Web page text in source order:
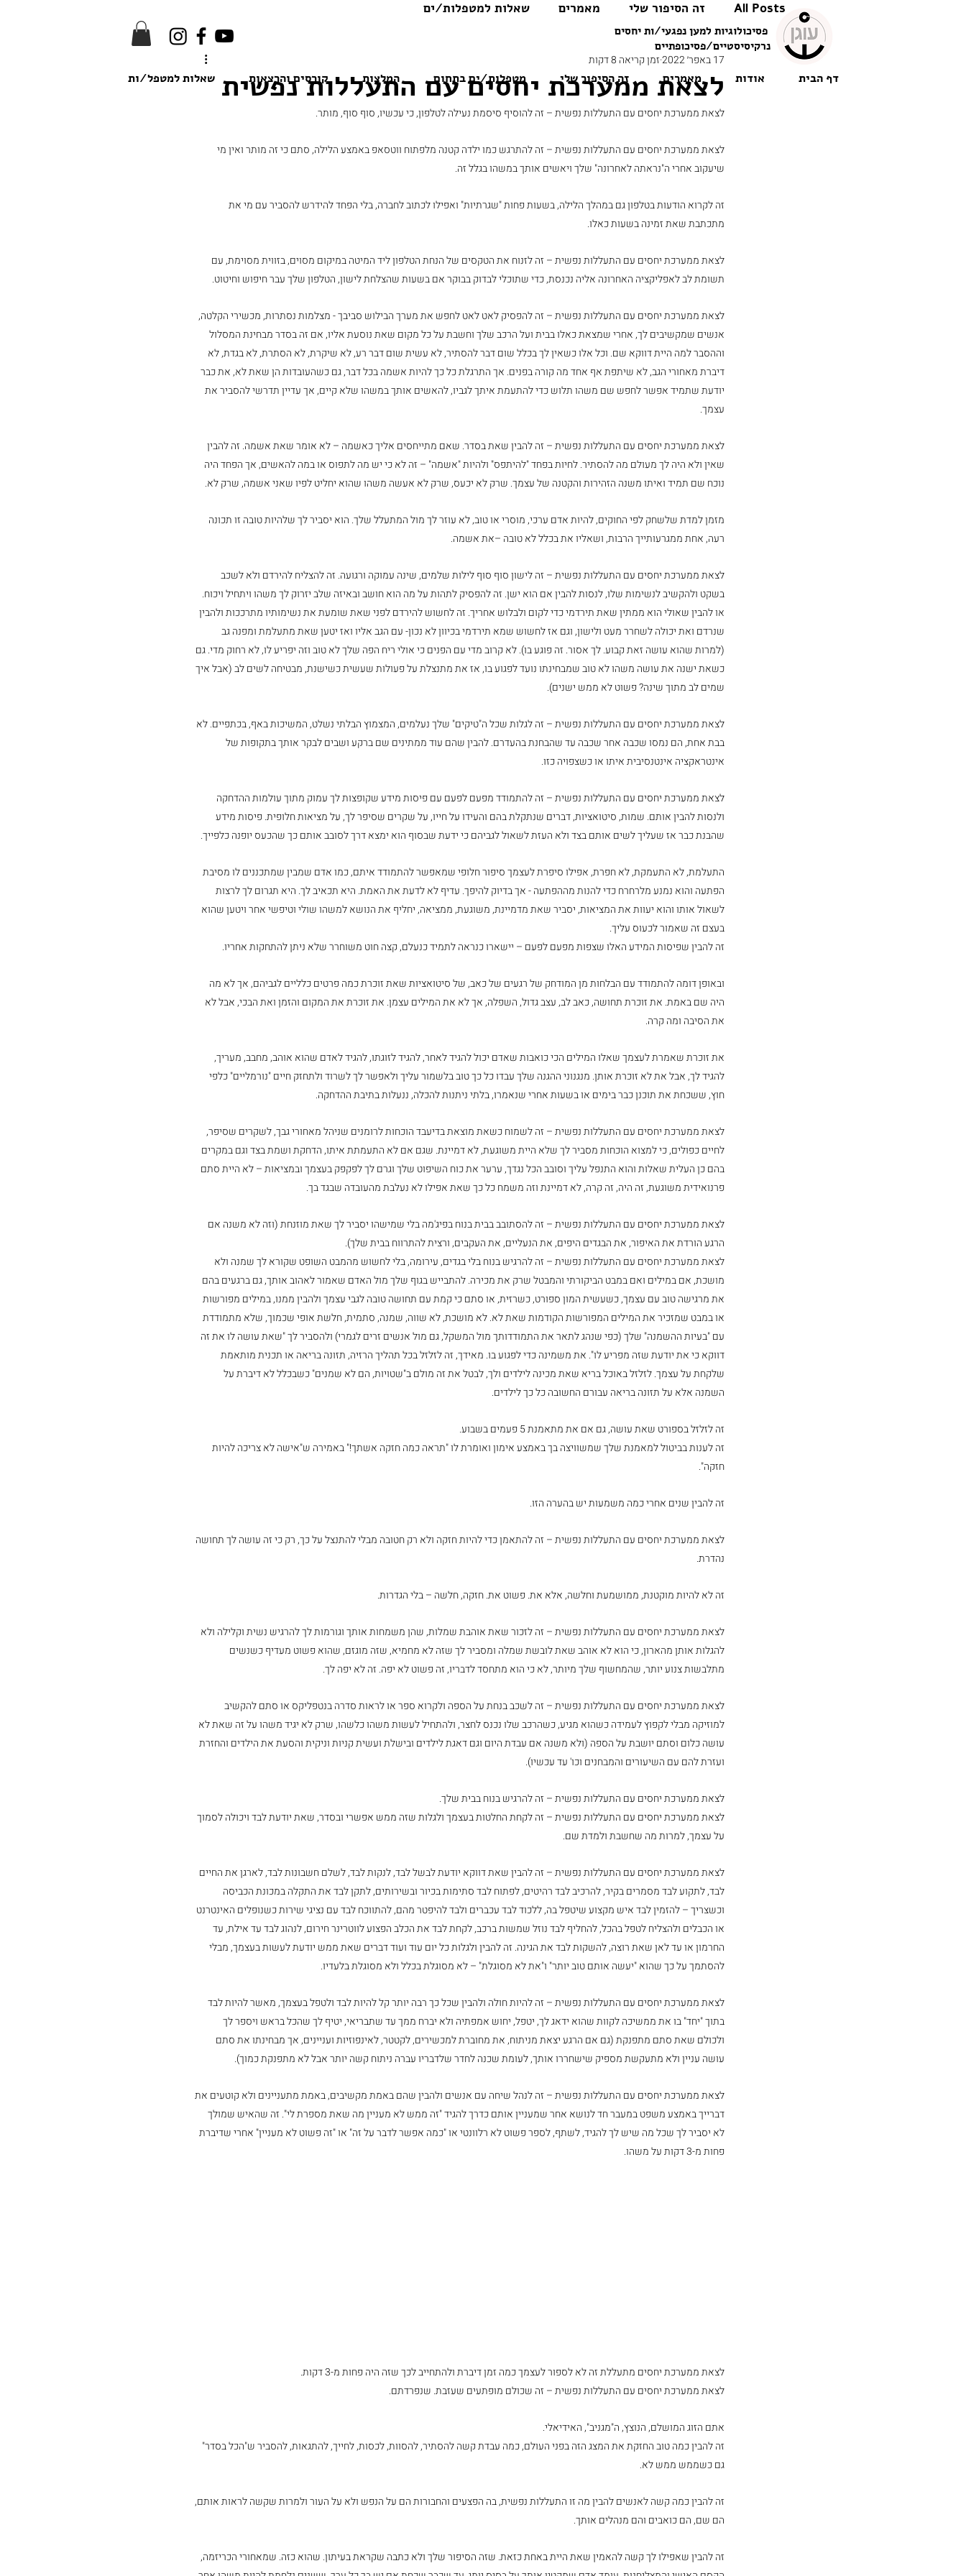
פסיכולוגיות למען נפגעי/ות יחסים
נרקיסיסטיים/פסיכופתיים
דף הבית אודות מאמרים זה הסיפור שלי מטפלות/ים בתחום המלצות קורסים והרצאות שאלות למטפל/ות
All Posts זה הסיפור שלי מאמרים שאלות למטפלות/ים
לצאת ממערכת יחסים עם התעללות נפשית
17 באפר׳ 2022 זמן קריאה 8 דקות
לצאת ממערכת יחסים עם התעללות נפשית – זה להוסיף סיסמת נעילה לטלפון, כי עכשיו, סוף סוף, מותר.
לצאת ממערכת יחסים עם התעללות נפשית – זה להתרגש כמו ילדה קטנה מלפתוח ווטסאפ באמצע הלילה, סתם כי זה מותר ואין מי
שיעקוב אחרי ה"נראתה לאחרונה" שלך ויאשים אותך במשהו בגלל זה.
זה לקרוא הודעות בטלפון גם במהלך הלילה, בשעות פחות "שגרתיות" ואפילו לכתוב לחברה, בלי הפחד להידרש להסביר עם מי את
מתכתבת שאת זמינה בשעות כאלו.
לצאת ממערכת יחסים עם התעללות נפשית – זה לזנוח את הטקסים של הנחת הטלפון ליד המיטה במיקום מסוים, בזווית מסוימת, עם
תשומת לב לאפליקציה האחרונה אליה נכנסת, כדי שתוכלי לבדוק בבוקר אם בשעות שהצלחת לישון, הטלפון שלך עבר חיפוש וחיטוט.
לצאת ממערכת יחסים עם התעללות נפשית – זה להפסיק לאט לאט לחפש את מערך הבילוש סביבך - מצלמות נסתרות, מכשירי הקלטה,
אנשים שמקשיבים לך, אחרי שמצאת כאלו בבית ועל הרכב שלך וחשבת על כל מקום שאת נוסעת אליו, אם זה בסדר מבחינת המסלול
וההסבר למה היית דווקא שם. וכל אלו כשאין לך בכלל שום דבר להסתיר, לא עשית שום דבר רע, לא שיקרת, לא הסתרת, לא בגדת, לא
דיברת מאחורי הגב, לא שיתפת אף אחד מה קורה בפנים. אך התרגלת כל כך להיות אשמה בכל דבר, גם כשהעובדות הן שאת לא, את כבר
יודעת שתמיד אפשר לחפש שם משהו תלוש כדי להתעמת איתך לגביו, להאשים אותך במשהו שלא קיים, אך עדיין תדרשי להסביר את
עצמך.
לצאת ממערכת יחסים עם התעללות נפשית – זה להבין שאת בסדר. שאם מתייחסים אליך כאשמה – לא אומר שאת אשמה. זה להבין
שאין ולא היה לך מעולם מה להסתיר. לחיות בפחד "להיתפס" ולהיות "אשמה" – זה לא כי יש מה לתפוס או במה להאשים, אך הפחד היה
נוכח שם תמיד ואיתו משנה הזהירות והקטנה של עצמך. שרק לא יכעס, שרק לא אעשה משהו שהוא יחליט לפיו שאני אשמה, שרק לא.
מזמן למדת שלשחק לפי החוקים, להיות אדם ערכי, מוסרי או טוב, לא עוזר לך מול המתעלל שלך. הוא יסביר לך שלהיות טובה זו תכונה
רעה, אחת ממגרעותייך הרבות, ושאליו את בכלל לא טובה –את אשמה.
לצאת ממערכת יחסים עם התעללות נפשית – זה לישון סוף סוף לילות שלמים, שינה עמוקה ורגועה. זה להצליח להירדם ולא לשכב
בשקט ולהקשיב לנשימות שלו, לנסות להבין אם הוא ישן. זה להפסיק לתהות על מה הוא חושב ובאיזה שלב יזרוק לך משהו ויתחיל ויכוח.
או להבין שאולי הוא ממתין שאת תירדמי כדי לקום ולבלוש אחריך. זה לחשוש להירדם לפני שאת שומעת את נשימותיו מתרככות ולהבין
שנרדם ואת יכולה לשחרר מעט ולישון, וגם אז לחשוש שמא תירדמי בכיוון לא נכון- עם הגב אליו ואז יטען שאת מתעלמת ומפנה גב
(למרות שהוא עושה זאת קבוע. לך אסור. זה פוגע בו). לא קרוב מדי עם הפנים כי אולי ריח הפה שלך לא טוב וזה יפריע לו, לא רחוק מדי. גם
כשאת ישנה את עושה משהו לא טוב שמבחינתו נועד לפגוע בו, אז את מתנצלת על פעולות שעשית כשישנת, מבטיחה לשים לב (אבל איך
שמים לב מתוך שינה? פשוט לא ממש ישנים).
לצאת ממערכת יחסים עם התעללות נפשית – זה לגלות שכל ה"טיקים" שלך נעלמים, המצמוץ הבלתי נשלט, המשיכות באף, בכתפיים. לא
בבת אחת, הם נמסו שכבה אחר שכבה עד שהבחנת בהעדרם. להבין שהם עוד ממתינים שם ברקע ושבים לבקר אותך בתקופות של
אינטראקציה אינטנסיבית איתו או כשצפויה כזו.
לצאת ממערכת יחסים עם התעללות נפשית – זה להתמודד מפעם לפעם עם פיסות מידע שקופצות לך עמוק מתוך עולמות ההדחקה
ולנסות להבין אותם. שמות, סיטואציות, דברים שנתקלת בהם והעידו על חייו, על שקרים שסיפר לך, על מציאות חלופית. פיסות מידע
שהבנת כבר אז שעליך לשים אותם בצד ולא העזת לשאול לגביהם כי ידעת שבסוף הוא ימצא דרך לסובב אותם כך שהכעס יופנה כלפייך.
התעלמת, לא התעמקת, לא חפרת, אפילו סיפרת לעצמך סיפור חלופי שמאפשר להתמודד איתם, כמו אדם שמבין שמתכננים לו מסיבת
הפתעה והוא נמנע מלרחרח כדי להנות מההפתעה - אך בדיוק להיפך. עדיף לא לדעת את האמת. היא תכאיב לך. היא תגרום לך לרצות
לשאול אותו והוא יעוות את המציאות, יסביר שאת מדמיינת, משוגעת, ממציאה, יחליף את הנושא למשהו שולי וטיפשי אחר ויטען שהוא
בעצם זה שאמור לכעוס עליך.
זה להבין שפיסות המידע האלו שצפות מפעם לפעם – יישארו כנראה לתמיד כנעלם, קצה חוט משוחרר שלא ניתן להתחקות אחריו.
ובאופן דומה להתמודד עם הבלחות מן המודחק של רגעים של כאב, של סיטואציות שאת זוכרת כמה פרטים כלליים לגביהם, אך לא מה
היה שם באמת. את זוכרת תחושה, כאב לב, עצב גדול, השפלה, אך לא את המילים עצמן. את זוכרת את המקום והזמן ואת הבכי, אבל לא
את הסיבה ומה קרה.
את זוכרת שאמרת לעצמך שאלו המילים הכי כואבות שאדם יכול להגיד לאחר, להגיד לזוגתו, להגיד לאדם שהוא אוהב, מחבב, מעריך,
להגיד לך, אבל את לא זוכרת אותן. מנגנוני ההגנה שלך עבדו כל כך טוב בלשמור עליך ולאפשר לך לשרוד ולתחזק חיים "נורמליים" כלפי
חוץ, ששכחת את תוכנן כבר בימים או בשעות אחרי שנאמרו, בלתי ניתנות להכלה, ננעלות בתיבת ההדחקה.
לצאת ממערכת יחסים עם התעללות נפשית – זה לשמוח כשאת מוצאת בדיעבד הוכחות לרומנים שניהל מאחורי גבך, לשקרים שסיפר,
לחיים כפולים, כי למצוא הוכחות מסביר לך שלא היית משוגעת, לא דמיינת. שגם אם לא התעמתת איתו, הדחקת ושמת בצד וגם במקרים
בהם כן העלית שאלות והוא התנפל עליך וסובב הכל נגדך, ערער את כוח השיפוט שלך וגרם לך לפקפק בעצמך ובמציאות – לא היית סתם
פרנואידית משוגעת, זה היה, זה קרה, לא דמיינת וזה משמח כל כך שאת אפילו לא נעלבת מהעובדה שבגד בך.
לצאת ממערכת יחסים עם התעללות נפשית – זה להסתובב בבית בנוח בפיג'מה בלי שמישהו יסביר לך שאת מוזנחת (וזה לא משנה אם
הרגע הורדת את האיפור, את הבגדים היפים, את הנעליים, את העקבים, ורצית להתרווח בבית שלך).
לצאת ממערכת יחסים עם התעללות נפשית – זה להרגיש בנוח בלי בגדים, עירומה, בלי לחשוש מהמבט השופט שקורא לך שמנה ולא
מושכת, אם במילים ואם במבט הביקורתי והמבטל שרק את מכירה. להתבייש בגוף שלך מול האדם שאמור לאהוב אותך, גם ברגעים בהם
את מרגישה טוב עם עצמך, כשעשית המון ספורט, כשרזית, או סתם כי קמת עם תחושה טובה לגבי עצמך ולהבין ממנו, במילים מפורשות
או במבט שמזכיר את המילים המפורשות הקודמות שאת לא. לא מושכת, לא שווה, שמנה, סתמית, חלשת אופי שכמוך, שלא מתמודדת
עם "בעיות ההשמנה" שלך (כפי שנהג לתאר את התמודדותך מול המשקל, גם מול אנשים זרים לגמרי) ולהסביר לך "שאת עושה לו את זה
דווקא כי את יודעת שזה מפריע לו". את משמינה כדי לפגוע בו. מאידך, זה לזלזל בכל תהליך הרזיה, תזונה בריאה או תכנית מותאמת
שלקחת על עצמך. לזלזל באוכל בריא שאת מכינה לילדים ולך, לבטל את זה מולם ב"שטויות, הם לא שמנים" כשבכלל לא דיברת על
השמנה אלא על תזונה בריאה עבורם החשובה כל כך לילדים.
זה לזלזל בספורט שאת עושה, גם אם את מתאמנת 5 פעמים בשבוע.
זה לענות בביטול למאמנת שלך שמשוויצה בך באמצע אימון ואומרת לו "תראה כמה חזקה אשתך!" באמירה ש"אישה לא צריכה להיות
חזקה".
זה להבין שנים אחרי כמה משמעות יש בהערה הזו.
לצאת ממערכת יחסים עם התעללות נפשית – זה להתאמן כדי להיות חזקה ולא רק חטובה מבלי להתנצל על כך, רק כי זה עושה לך תחושה
נהדרת.
זה לא להיות מוקטנת, ממושמעת וחלשה, אלא את. פשוט את. חזקה, חלשה – בלי הגדרות.
לצאת ממערכת יחסים עם התעללות נפשית – זה לזכור שאת אוהבת שמלות, שהן משמחות אותך וגורמות לך להרגיש נשית וקלילה ולא
להגלות אותן מהארון, כי הוא לא אוהב שאת לובשת שמלה ומסביר לך שזה לא מחמיא, שזה מוגזם, שהוא פשוט מעדיף כשנשים
מתלבשות צנוע יותר, שהמחשוף שלך מיותר, לא כי הוא מתחסד לדבריו, זה פשוט לא יפה. זה לא יפה לך.
לצאת ממערכת יחסים עם התעללות נפשית – זה לשכב בנחת על הספה ולקרוא ספר או לראות סדרה בנטפליקס או סתם להקשיב
למוזיקה מבלי לקפוץ לעמידה כשהוא מגיע, כשהרכב שלו נכנס לחצר, ולהתחיל לעשות משהו כלשהו, שרק לא יגיד משהו על זה שאת לא
עושה כלום וסתם יושבת על הספה (ולא משנה אם עבדת היום וגם דאגת לילדים ובישלת ועשית קניות וניקית והסעת את הילדים והחזרת
ועזרת להם עם השיעורים והמבחנים וכו' עד עכשיו).
לצאת ממערכת יחסים עם התעללות נפשית – זה להרגיש בנוח בבית שלך.
לצאת ממערכת יחסים עם התעללות נפשית – זה לקחת החלטות בעצמך ולגלות שזה ממש אפשרי ובסדר, שאת יודעת לבד ויכולה לסמוך
על עצמך, למרות מה שחשבת ולמדת שם.
לצאת ממערכת יחסים עם התעללות נפשית – זה להבין שאת דווקא יודעת לבשל לבד, לנקות לבד, לשלם חשבונות לבד, לארגן את החיים
לבד, לתקוע לבד מסמרים בקיר, להרכיב לבד רהיטים, לפתוח לבד סתימות בכיור ובשירותים, לתקן לבד את התקלה במכונת הכביסה
וכשצריך – להזמין לבד איש מקצוע שיטפל בה, ללכוד לבד עכברים ולבד להיפטר מהם, להתווכח לבד עם נציגי שירות כשנופלים האינטרנט
או הכבלים ולהצליח לטפל בהכל, להחליף לבד נוזל שמשות ברכב, לקחת לבד את הכלב הפצוע לווטרינר חירום, לנהוג לבד עד אילת, עד
החרמון או עד לאן שאת רוצה, להשקות לבד את הגינה. זה להבין ולגלות כל יום עוד ועוד דברים שאת ממש יודעת לעשות בעצמך, מבלי
להסתמך על כך שהוא "יעשה אותם טוב יותר" ו"את לא מסוגלת" – לא מסוגלת בכלל ולא מסוגלת בלעדיו.
לצאת ממערכת יחסים עם התעללות נפשית – זה להיות חולה ולהבין שכל כך רבה יותר קל להיות לבד ולטפל בעצמך, מאשר להיות לבד
בתוך "יחד" בו את ממשיכה לקוות שהוא ידאג לך, יטפל, יחוש אמפתיה ולא יברח ממך עד שתבריאי, יטיף לך שהכל בראש ויספר לך
ולכולם שאת סתם מתפנקת (גם אם הרגע יצאת מניתוח, את מחוברת למכשירים, לקטטר, לאינפוזיות ועניינים, אך מבחינתו את סתם
עושה עניין ולא מתעקשת מספיק שישחררו אותך, לעומת שכנה לחדר שלדבריו עברה ניתוח קשה יותר אבל לא מתפנקת כמוך).
לצאת ממערכת יחסים עם התעללות נפשית – זה לנהל שיחה עם אנשים ולהבין שהם באמת מקשיבים, באמת מתעניינים ולא קוטעים את
דברייך באמצע משפט במעבר חד לנושא אחר שמעניין אותם כדרך להגיד "זה ממש לא מעניין מה שאת מספרת לי". זה שהאיש שמולך
לא יסביר לך שכל מה שיש לך להגיד, לשתף, לספר פשוט לא רלוונטי או "כמה אפשר לדבר על זה" או "זה פשוט לא מעניין" אחרי שדיברת
פחות מ-3 דקות על משהו.
לצאת ממערכת יחסים מתעללת זה לא לספור לעצמך כמה זמן דיברת ולהתחייב לכך שזה היה פחות מ-3 דקות.
לצאת ממערכת יחסים עם התעללות נפשית – זה שכולם מופתעים שעזבת. שנפרדתם.
אתם הזוג המושלם, הנוצץ, ה"מגניב", האידיאלי.
זה להבין כמה טוב החזקת את המצג הזה בפני העולם, כמה עבדת קשה להסתיר, להסוות, לכסות, לחייך, להתגאות, להסביר ש"הכל בסדר"
גם כשממש ממש לא.
זה להבין כמה קשה לאנשים להבין מה זו התעללות נפשית, בה הפצעים והחבורות הם על הנפש ולא על העור ולמרות שקשה לראות אותם,
הם שם, הם כואבים והם מנהלים אותך.
זה להבין שאפילו לך קשה להאמין שאת היית באחת כזאת. שזה הסיפור שלך ולא כתבה שקראת בעיתון. שהוא כזה. שמאחורי הכריזמה,